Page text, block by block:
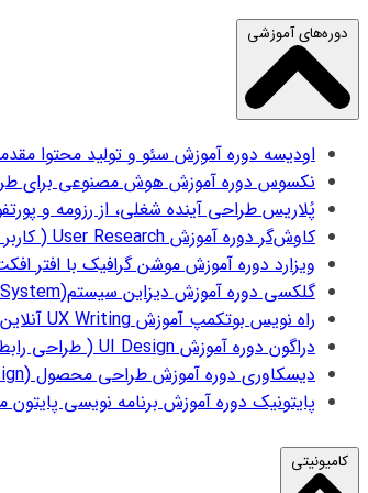
دوره‌های آموزشی
اودیسهدوره آموزش سئو و تولید محتوا
نکسوسدوره آموزش هوش مصنوعی برای
پُلاریسطراحی آینده شغلی، از رزومه و
کاوش‌گردوره آموزش User Research ( کاربر پژوهی) جامع
ویزارددوره آموزش موشن گرافیک با افتر
گلکسیدوره آموزش دیزاین سیستم(Design System) جامع
راه نویسبوتکمپ آموزش UX Writing آنلاین مقدماتی تا پیشرفته
دراگوندوره آموزش UI Design ( طراحی رابط کاربری) جامع
دیسکاوریدوره آموزش طراحی محصول (Prdouct Design) جامع
پایتونیکدوره آموزش برنامه نویسی پایتون
کامیونیتی